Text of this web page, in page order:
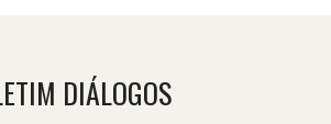
DIÁLOGOS